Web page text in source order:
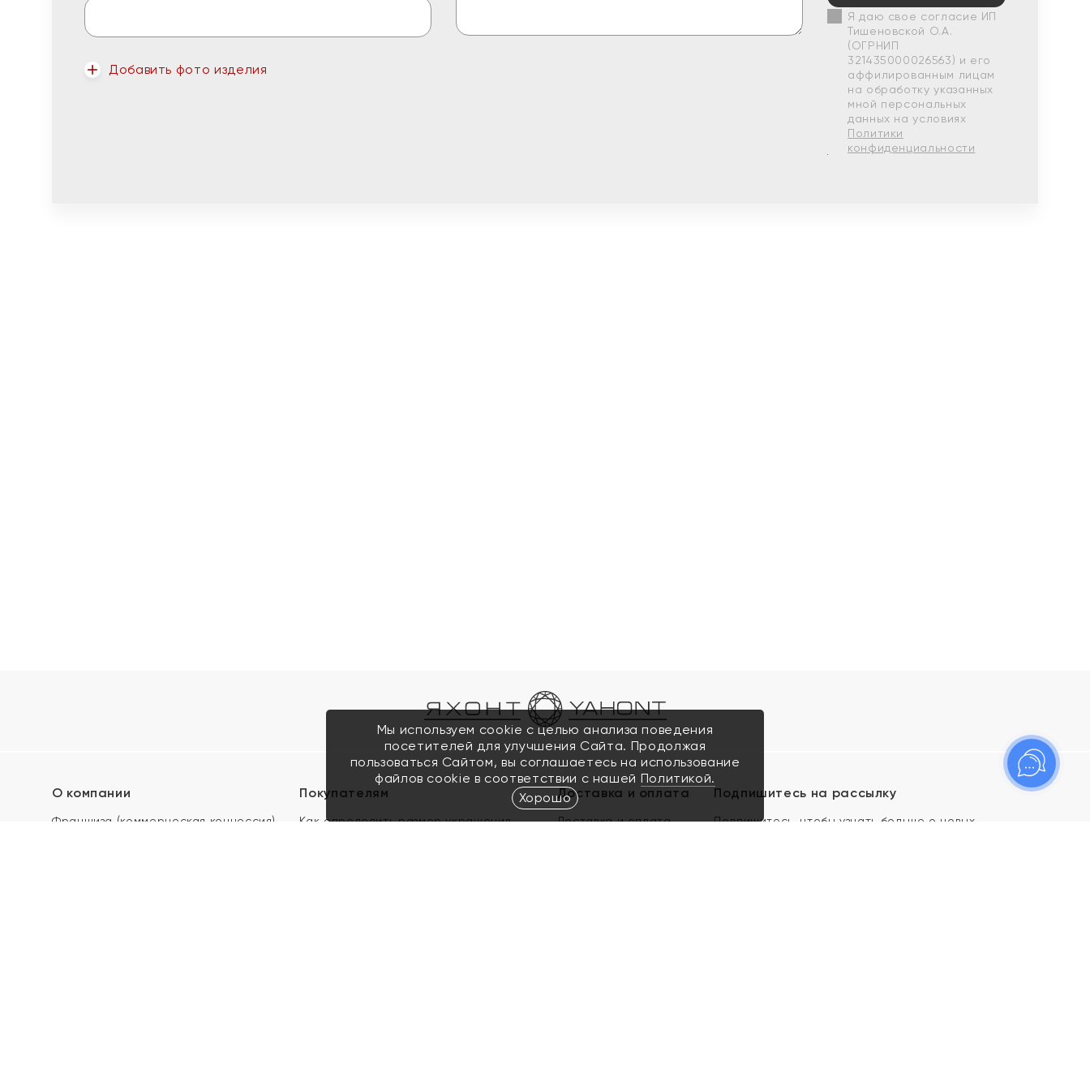
Добавить фото изделия
Я даю свое согласие ИП
Тишеновской О.А.
(ОГРНИП
321435000026563) и его
аффилированным лицам
на обработку указанных
мной персональных
данных на условиях
Политики
конфиденциальности
О компании
Франшиза (коммерческая концессия)
Покупателям
Как определить размер украшения
Доставка и оплата
Доставка и оплата
Подпишитесь на рассылку
Подпишитесь, чтобы узнать больше о новых
Мы используем cookie с целью анализа поведения
посетителей для улучшения Сайта. Продолжая
пользоваться Сайтом, вы соглашаетесь на использование
файлов cookie в соответствии с нашей Политикой.
Хорошо